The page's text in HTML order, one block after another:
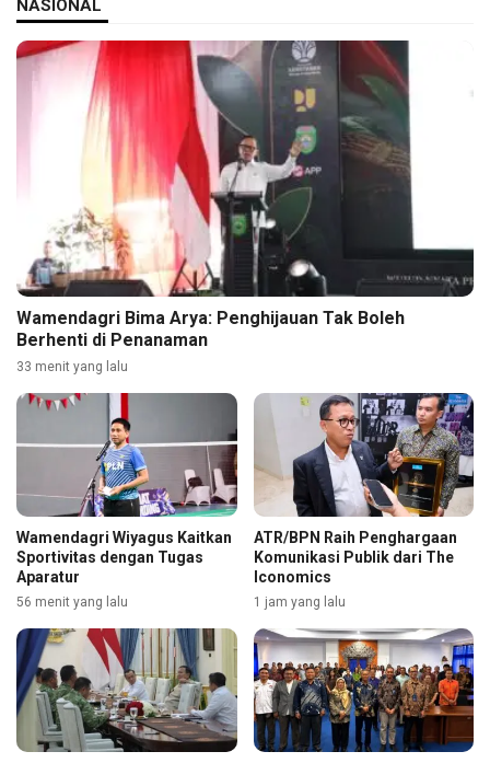
NASIONAL
Wamendagri Bima Arya: Penghijauan Tak Boleh
Berhenti di Penanaman
33 menit yang lalu
Wamendagri Wiyagus Kaitkan
Sportivitas dengan Tugas
Aparatur
56 menit yang lalu
ATR/BPN Raih Penghargaan
Komunikasi Publik dari The
Iconomics
1 jam yang lalu